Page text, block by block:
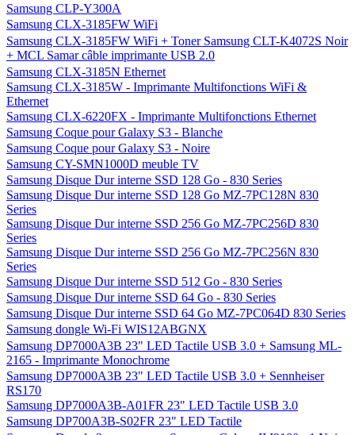
Samsung CLP-Y300A
Samsung CLX-3185FW WiFi
Samsung CLX-3185FW WiFi + Toner Samsung CLT-K4072S Noir
+ MCL Samar câble imprimante USB 2.0
Samsung CLX-3185N Ethernet
Samsung CLX-3185W - Imprimante Multifonctions WiFi &
Ethernet
Samsung CLX-6220FX - Imprimante Multifonctions Ethernet
Samsung Coque pour Galaxy S3 - Blanche
Samsung Coque pour Galaxy S3 - Noire
Samsung CY-SMN1000D meuble TV
Samsung Disque Dur interne SSD 128 Go - 830 Series
Samsung Disque Dur interne SSD 128 Go MZ-7PC128N 830
Series
Samsung Disque Dur interne SSD 256 Go MZ-7PC256D 830
Series
Samsung Disque Dur interne SSD 256 Go MZ-7PC256N 830
Series
Samsung Disque Dur interne SSD 512 Go - 830 Series
Samsung Disque Dur interne SSD 64 Go - 830 Series
Samsung Disque Dur interne SSD 64 Go MZ-7PC064D 830 Series
Samsung dongle Wi-Fi WIS12ABGNX
Samsung DP7000A3B 23" LED Tactile USB 3.0 + Samsung ML-
2165 - Imprimante Monochrome
Samsung DP7000A3B 23" LED Tactile USB 3.0 + Sennheiser
RS170
Samsung DP7000A3B-A01FR 23" LED Tactile USB 3.0
Samsung DP700A3B-S02FR 23" LED Tactile